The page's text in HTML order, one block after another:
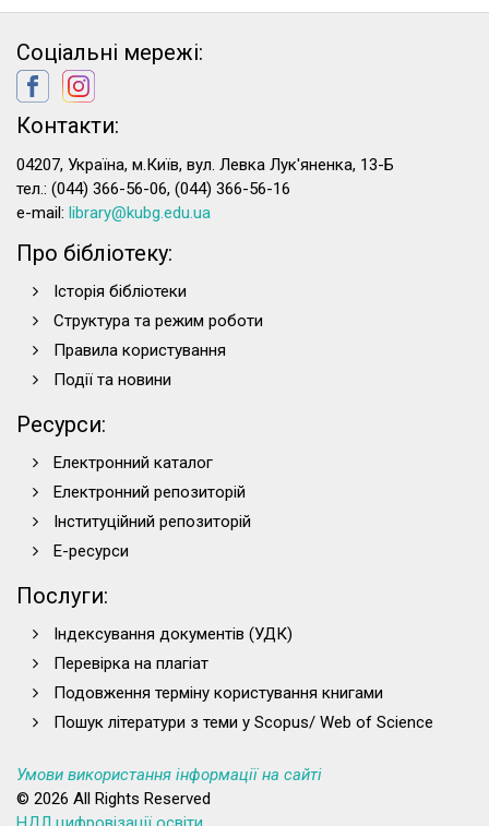
Соціальні мережі:
Контакти:
04207, Україна, м.Київ, вул. Левка Лук'яненка, 13-Б
тел.: (044) 366-56-06, (044) 366-56-16
e-mail: library@kubg.edu.ua
Про бібліотеку:
Історія бібліотеки
Структура та режим роботи
Правила користування
Події та новини
Ресурси:
Електронний каталог
Електронний репозиторій
Інституційний репозиторій
Е-ресурси
Послуги:
Індексування документів (УДК)
Перевірка на плагіат
Подовження терміну користування книгами
Пошук літератури з теми у Scopus/ Web of Science
Умови використання інформації на сайті
© 2026 All Rights Reserved